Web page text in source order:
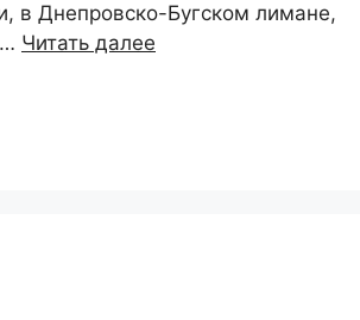
в Днепровско-Бугском лимане,
Читать далее